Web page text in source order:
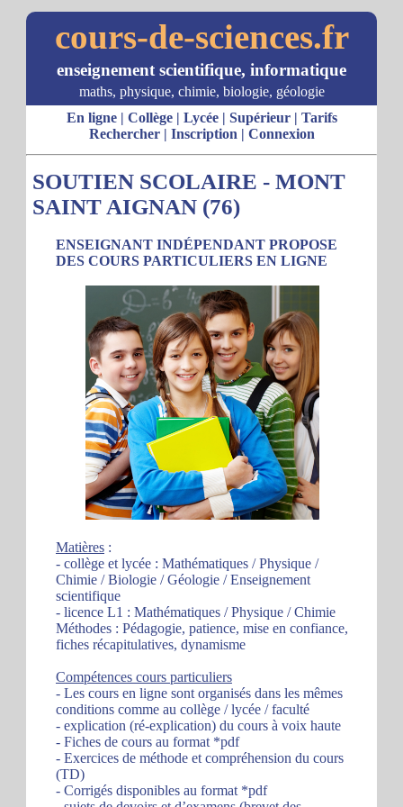
cours-de-sciences.fr
enseignement scientifique, informatique
maths, physique, chimie, biologie, géologie
En ligne| Collège| Lycée| Supérieur| Tarifs
Rechercher| Inscription | Connexion
SOUTIEN SCOLAIRE - MONT
SAINT AIGNAN (76)
ENSEIGNANT INDÉPENDANT PROPOSE
DES COURS PARTICULIERS EN LIGNE
Matières :
- collège et lycée : Mathématiques / Physique /
Chimie / Biologie / Géologie / Enseignement
scientifique
- licence L1 : Mathématiques / Physique / Chimie
Méthodes : Pédagogie, patience, mise en confiance,
fiches récapitulatives, dynamisme
Compétences cours particuliers
- Les cours en ligne sont organisés dans les mêmes
conditions comme au collège / lycée / faculté
- explication (ré-explication) du cours à voix haute
- Fiches de cours au format *pdf
- Exercices de méthode et compréhension du cours
(TD)
- Corrigés disponibles au format *pdf